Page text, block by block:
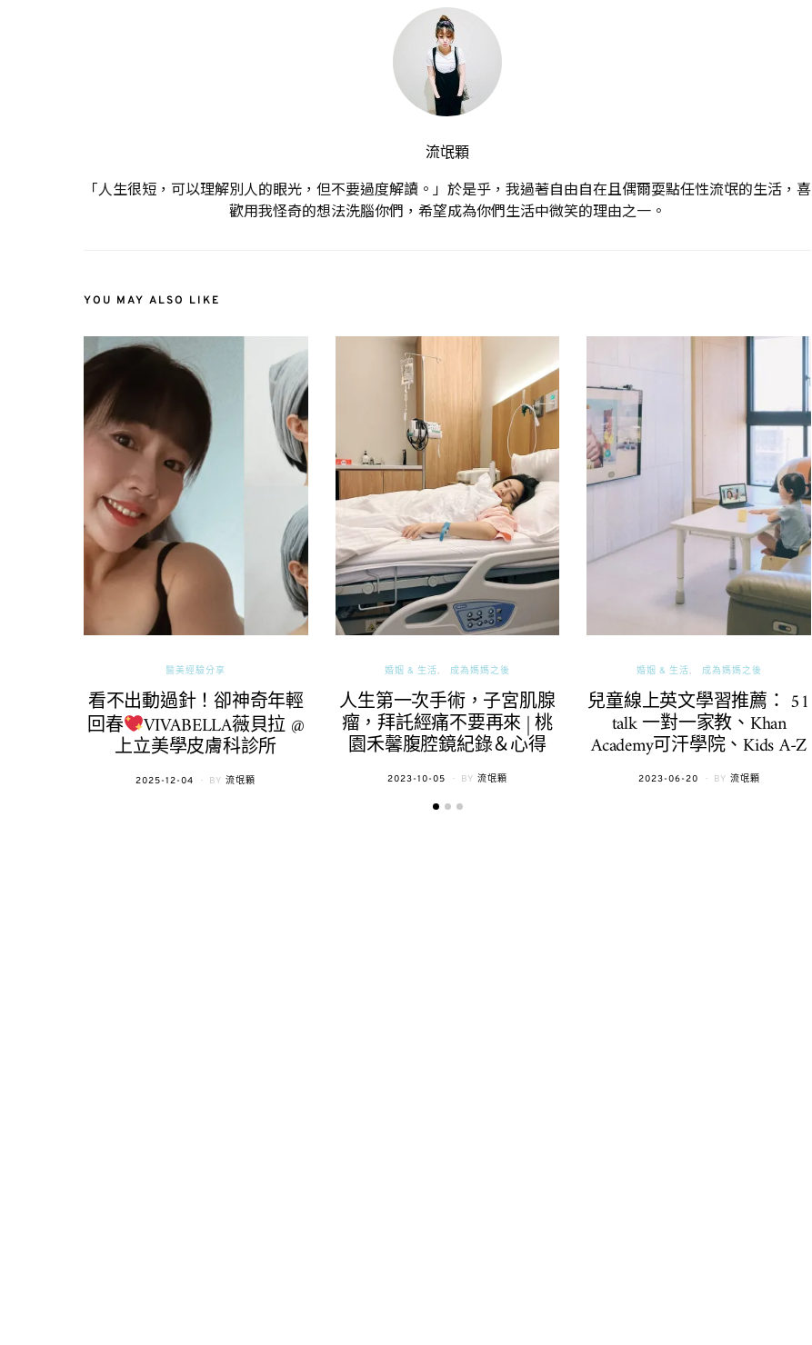
流氓顆
「人生很短，可以理解別人的眼光，但不要過度解讀。」於是乎，我過著自由自在且偶爾耍點任性流氓的生活，喜
歡用我怪奇的想法洗腦你們，希望成為你們生活中微笑的理由之一。
YOU MAY ALSO LIKE
醫美經驗分享
看不出動過針！卻神奇年輕
回春 VIVABELLA薇貝拉 @
上立美學皮膚科診所
POSTED
2025-12-04 BY 流氓顆
婚姻 & 生活 成為媽媽之後
人生第一次手術，子宮肌腺
瘤，拜託經痛不要再來 | 桃
園禾馨腹腔鏡紀錄＆心得
POSTED
2023-10-05 BY 流氓顆
婚姻 & 生活 成為媽媽之後
兒童線上英文學習推薦： 51
talk 一對一家教、Khan
Academy可汗學院、Kids A-Z
POSTED
2023-06-20 BY 流氓顆